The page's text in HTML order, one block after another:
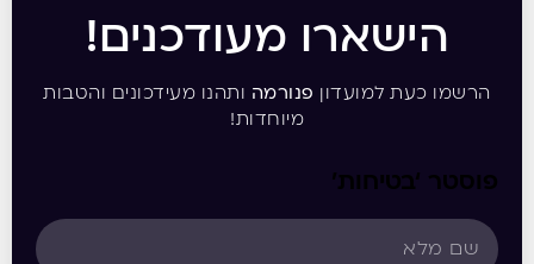
הישארו מעודכנים!
הרשמו כעת למועדון פנורמה ותהנו מעידכונים והטבות
מיוחדות!
פוסטר ‘בטיחות’